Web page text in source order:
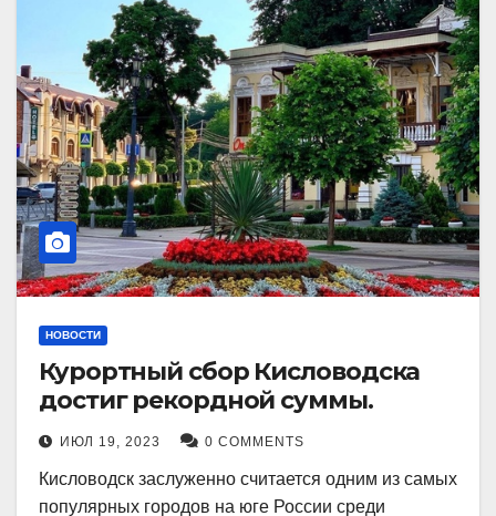
НОВОСТИ
Курортный сбор Кисловодска
достиг рекордной суммы.
ИЮЛ 19, 2023 0 COMMENTS
Кисловодск заслуженно считается одним из самых
популярных городов на юге России среди